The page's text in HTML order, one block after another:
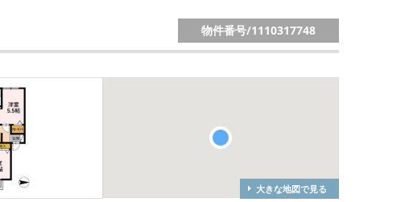
物件番号/1110317748
大きな地図で見る